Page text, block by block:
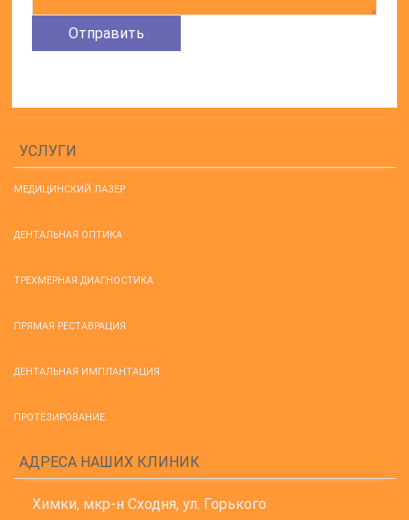
УСЛУГИ
МЕДИЦИНСКИЙ ЛАЗЕР
ДЕНТАЛЬНАЯ ОПТИКА
ТРЕХМЕРНАЯ ДИАГНОСТИКА
ПРЯМАЯ РЕСТАВРАЦИЯ
ДЕНТАЛЬНАЯ ИМПЛАНТАЦИЯ
ПРОТЕЗИРОВАНИЕ
АДРЕСА НАШИХ КЛИНИК
Химки, мкр-н Сходня, ул. Горького